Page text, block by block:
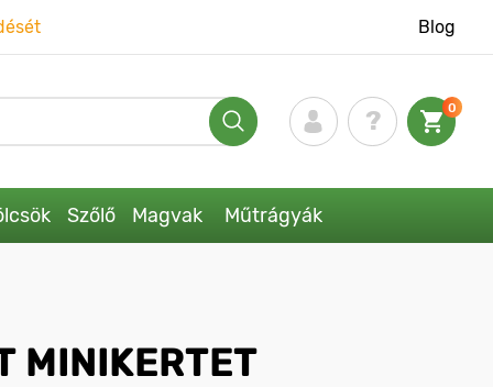
Blog
0
Szőlő Magvak Műtrágyák
MINIKERTET